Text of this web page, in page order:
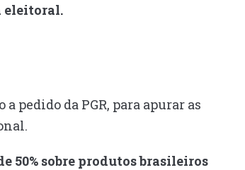
eleitoral.
pedido da PGR, para apurar as
50% sobre produtos brasileiros